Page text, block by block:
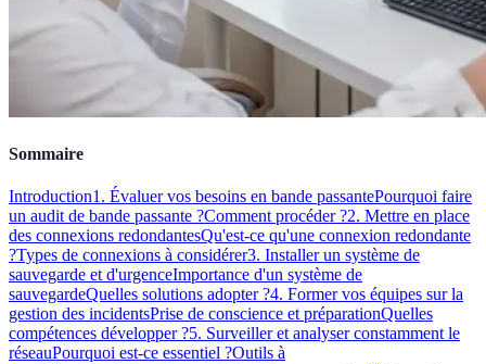
Sommaire
Introduction1. Évaluer vos besoins en bande passantePourquoi faire
un audit de bande passante ?Comment procéder ?2. Mettre en place
des connexions redondantesQu'est-ce qu'une connexion redondante
?Types de connexions à considérer3. Installer un système de
sauvegarde et d'urgenceImportance d'un système de
sauvegardeQuelles solutions adopter ?4. Former vos équipes sur la
gestion des incidentsPrise de conscience et préparationQuelles
compétences développer ?5. Surveiller et analyser constamment le
réseauPourquoi est-ce essentiel ?Outils à